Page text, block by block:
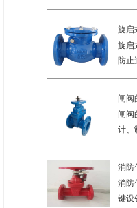
旋启
旋启
防止
闸阀
闸阀
计、
消防
消防
键设
弹性
弹性
性座
闸阀
为了
杆和
球墨
成的
球墨
素共